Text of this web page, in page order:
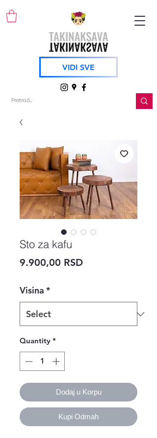
VIDI SVE
Sto za kafu
9.900,00 RSDPrice
Visina *
Quantity *
Dodaj u Korpu
Kupi Odmah